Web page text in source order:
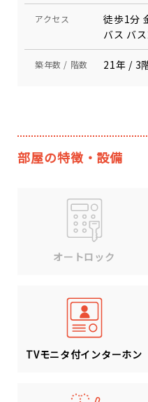
アクセス
徒歩1分
バス バ
築年数 / 階数 21年 / 3
部屋の特徴・設備
オートロック
TVモニタ付インターホン